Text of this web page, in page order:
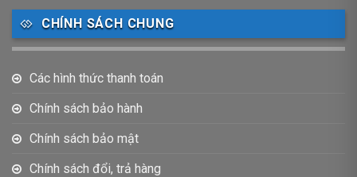
CHÍNH SÁCH CHUNG
Các hình thức thanh toán
Chính sách bảo hành
Chính sách bảo mật
Chính sách đổi, trả hàng